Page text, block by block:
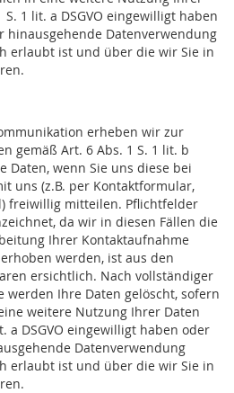
1 lit. a DSGVO eingewilligt haben
Datenverwendung
erlaubt ist und über die wir Sie in
erheben wir zur
gemäß Art. 6 Abs. 1 S. 1 lit. b
Daten, wenn Sie uns diese bei
uns (z.B. per Kontaktformular,
freiwillig mitteilen. Pflichtfelder
da wir in diesen Fällen die
Ihrer Kontaktaufnahme
werden, ist aus den
ersichtlich. Nach vollständiger
werden Ihre Daten gelöscht, sofern
weitere Nutzung Ihrer Daten
a DSGVO eingewilligt haben oder
Datenverwendung
erlaubt ist und über die wir Sie in